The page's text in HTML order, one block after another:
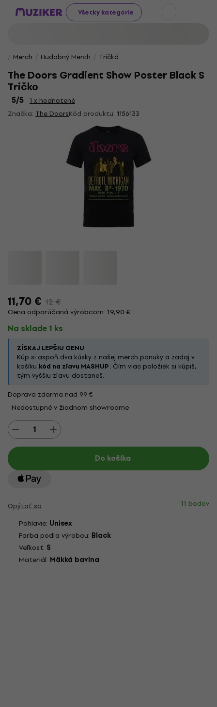
Všetky kategórie
Merch Hudobný Merch Tričká
The Doors Gradient Show Poster Black S
Tričko
5/5
1 x hodnotené
Značka: The DoorsKód produktu: 1156133
11,70 € 12 €
Cena odporúčaná výrobcom: 19,90 €
Na sklade 1 ks
ZÍSKAJ LEPŠIU CENU
Kúp si aspoň dva kúsky z našej merch ponuky a zadaj v
košíku kód na zľavu MASHUP. Čím viac položiek si kúpiš,
tým vyššiu zľavu dostaneš.
Doprava zdarma nad 99 €
Nedostupné v žiadnom showroome
Do košíka
Opýtať sa
11 bodov
Pohlavie: Unisex
Farba podľa výrobcu: Black
Veľkosť: S
Materiál: Mäkká bavlna